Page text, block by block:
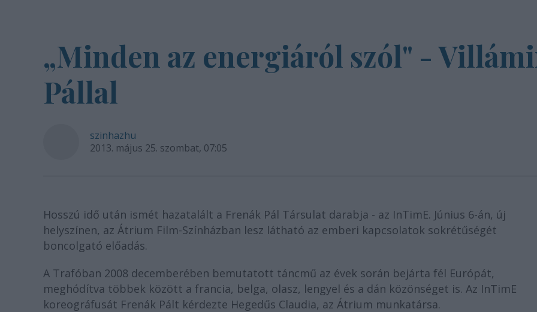
„Minden az energiáról szól" -
Pállal
szinhazhu
2013. május 25. szombat, 07:05
Hosszú idő után ismét hazatalált a Frenák Pál Társulat darabja - az InTimE. Június 6-án, új
helyszínen, az Átrium Film-Színházban lesz látható az emberi kapcsolatok sokrétűségét
boncolgató előadás.
A Trafóban 2008 decemberében bemutatott táncmű az évek során bejárta fél Európát,
meghódítva többek között a francia, belga, olasz, lengyel és a dán közönséget is. Az InTimE
koreográfusát Frenák Pált kérdezte Hegedűs Claudia, az Átrium munkatársa.